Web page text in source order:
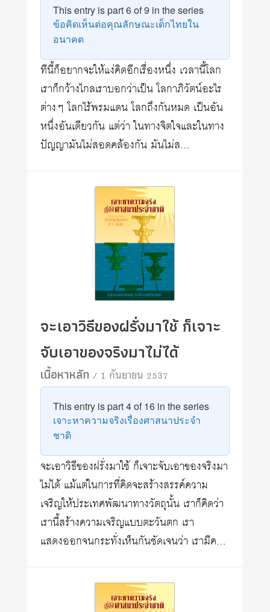
This entry is part 6 of 9 in the series
ข้อคิดเห็นต่อคุณลักษณะเด็กไทยใน
อนาคต
ทีนี้ก็อยากจะให้แง่คิดอีกเรื่องหนึ่ง เวลานี้โลก
เราก็กว้างไกลเราบอกว่าเป็น โลกาภิวัตน์อะไร
ต่างๆ โลกไร้พรมแดน โลกถึงกันหมด เป็นอัน
หนึ่งอันเดียวกัน แต่ว่า ในทางจิตใจและในทาง
ปัญญามันไม่สอดคล้องกัน มันไม่ส…
จะเอาวิธีของฝรั่งมาใช้ ก็เจาะ
จับเอาของจริงมาไม่ได้
เนื้อหาหลัก/ 1 กันยายน 2537
This entry is part 4 of 16 in the series
เจาะหาความจริงเรื่องศาสนาประจำ
ชาติ
จะเอาวิธีของฝรั่งมาใช้ ก็เจาะจับเอาของจริงมา
ไม่ได้ แม้แต่ในการที่คิดจะสร้างสรรค์ความ
เจริญให้ประเทศพัฒนาทางวัตถุนั้น เราก็คิดว่า
เรานี้สร้างความเจริญแบบตะวันตก เรา
แสดงออกจนกระทั่งเห็นกันชัดเจนว่า เรามีค…